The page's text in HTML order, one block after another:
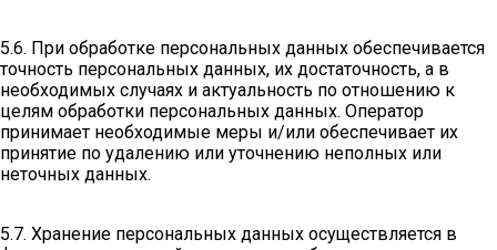
5.6. При обработке персональных данных обеспечивается
точность персональных данных, их достаточность, а в
необходимых случаях и актуальность по отношению к
целям обработки персональных данных. Оператор
принимает необходимые меры и/или обеспечивает их
принятие по удалению или уточнению неполных или
неточных данных.
5.7. Хранение персональных данных осуществляется в